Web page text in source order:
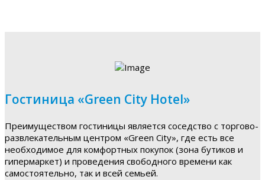
Гостиница «Green City Hotel»
Преимуществом гостиницы является соседство с торгово-
развлекательным центром «Green City», где есть все
необходимое для комфортных покупок (зона бутиков и
гипермаркет) и проведения свободного времени как
самостоятельно, так и всей семьей.